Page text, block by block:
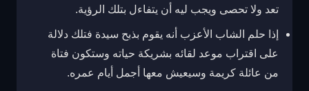
تعد ولا تحصى ويجب ليه أن يتفاءل بتلك الرؤية.
إذا حلم الشاب الأعزب أنه يقوم بذبح سيدة فتلك دلالة
على اقتراب موعد لقائه بشريكة حياته وستكون فتاة
من عائلة كريمة وسيعيش معها أجمل أيام عمره.